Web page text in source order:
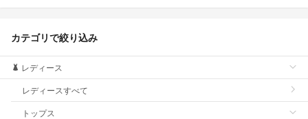
カテゴリで絞り込み
レディース
レディースすべて
トップス